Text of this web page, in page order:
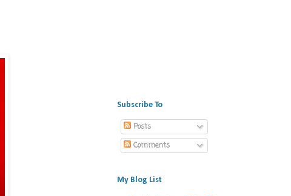
Subscribe To
Posts
Comments
My Blog List